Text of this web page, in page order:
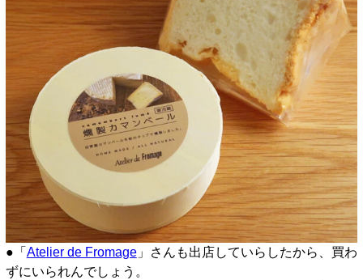
●「 Atelier de Fromage」さんも出店していらしたから、買わ
ずにいられんでしょう。